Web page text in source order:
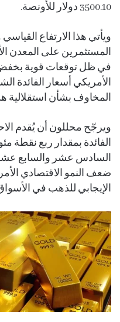
3500.10 دولار للأونصة.
ويأتي هذا الارتفاع
المستثمرين على المعدن
في ظل توقعات قوية
الأمريكي أسعار الفائدة
المخاوف بشأن استقلالية
ويرجّح محللون أن يُقدم
الفائدة بمقدار ربع نقطة
السادس عشر والسابع
ضعف النمو الاقتصادي
الإيجابي للذهب في الأسواق